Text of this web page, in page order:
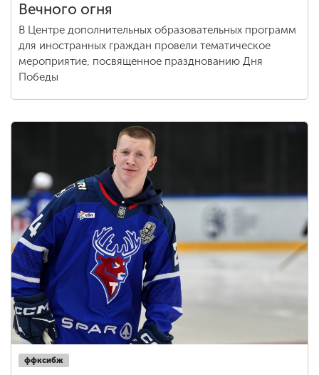
Вечного огня
В Центре дополнительных образовательных программ
для иностранных граждан провели тематическое
мероприятие, посвященное празднованию Дня
Победы
ффксибж